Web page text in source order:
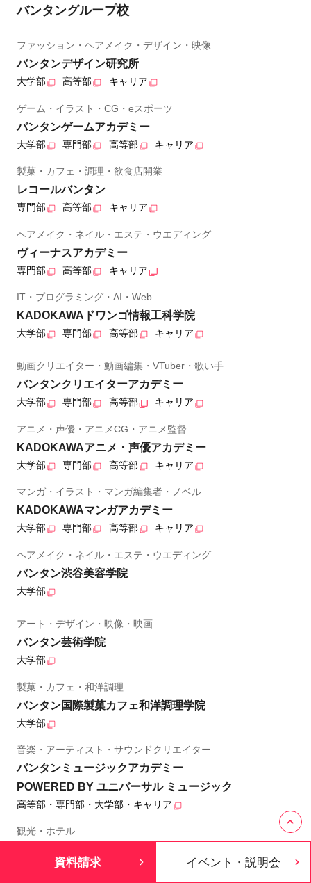
バンタングループ校
ファッション・ヘアメイク・デザイン・映像
バンタンデザイン研究所
大学部 高等部 キャリア
ゲーム・イラスト・CG・eスポーツ
バンタンゲームアカデミー
大学部 専門部 高等部 キャリア
製菓・カフェ・調理・飲食店開業
レコールバンタン
専門部 高等部 キャリア
ヘアメイク・ネイル・エステ・ウエディング
ヴィーナスアカデミー
専門部 高等部 キャリア
IT・プログラミング・AI・Web
KADOKAWAドワンゴ情報工科学院
大学部 専門部 高等部 キャリア
動画クリエイター・動画編集・VTuber・歌い手
バンタンクリエイターアカデミー
大学部 専門部 高等部 キャリア
アニメ・声優・アニメCG・アニメ監督
KADOKAWAアニメ・声優アカデミー
大学部 専門部 高等部 キャリア
マンガ・イラスト・マンガ編集者・ノベル
KADOKAWAマンガアカデミー
大学部 専門部 高等部 キャリア
ヘアメイク・ネイル・エステ・ウエディング
バンタン渋谷美容学院
大学部
アート・デザイン・映像・映画
バンタン芸術学院
大学部
製菓・カフェ・和洋調理
バンタン国際製菓カフェ和洋調理学院
大学部
音楽・アーティスト・サウンドクリエイター
バンタンミュージックアカデミー
POWERED BY ユニバーサル ミュージック
高等部・専門部・大学部・キャリア
観光・ホテル
大学部・専門部・高等部
資料請求 イベント・説明会